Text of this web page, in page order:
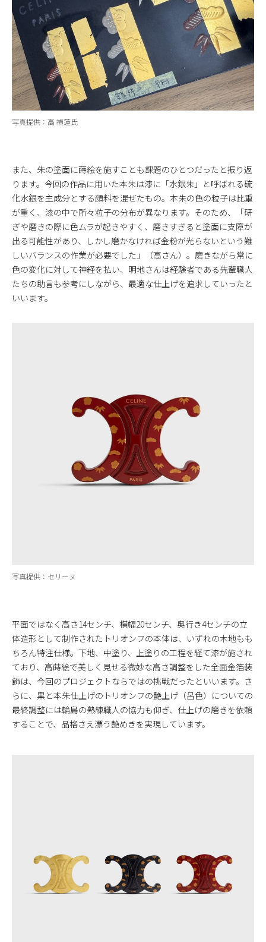
写真提供：高 禎蓮氏
また、朱の塗面に蒔絵を施すことも課題のひとつだったと振り返
ります。今回の作品に用いた本朱は漆に「水銀朱」と呼ばれる硫
化水銀を主成分とする顔料を混ぜたもの。本朱の色の粒子は比重
が重く、漆の中で所々粒子の分布が異なります。そのため、「研
ぎや磨きの際に色ムラが起きやすく、磨きすぎると塗面に支障が
出る可能性があり、しかし磨かなければ金粉が光らないという難
しいバランスの作業が必要でした」（高さん）。磨きながら常に
色の変化に対して神経を払い、明地さんは経験者である先輩職人
たちの助言も参考にしながら、最適な仕上げを追求していったと
いいます。
写真提供：セリーヌ
平面ではなく高さ14センチ、横幅20センチ、奥行き4センチの立
体造形として制作されたトリオンフの本体は、いずれの木地もも
ちろん特注仕様。下地、中塗り、上塗りの工程を経て漆が施され
ており、高蒔絵で美しく見せる微妙な高さ調整をした全面金箔装
飾は、今回のプロジェクトならではの挑戦だったといいます。さ
らに、黒と本朱仕上げのトリオンフの艶上げ（呂色）についての
最終調整には輪島の熟練職人の協力も仰ぎ、仕上げの磨きを依頼
することで、品格さえ漂う艶めきを実現しています。